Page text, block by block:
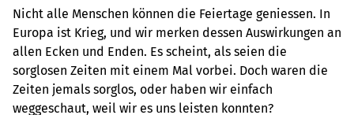
Nicht alle Menschen können die Feiertage geniessen. In
Europa ist Krieg, und wir merken dessen Auswirkungen an
allen Ecken und Enden. Es scheint, als seien die
sorglosen Zeiten mit einem Mal vorbei. Doch waren die
Zeiten jemals sorglos, oder haben wir einfach
weggeschaut, weil wir es uns leisten konnten?